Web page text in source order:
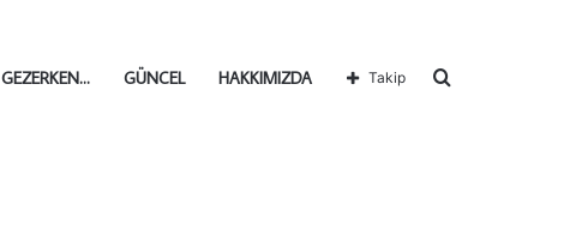
GEZERKEN… GÜNCEL HAKKIMIZDA Arama
Takip